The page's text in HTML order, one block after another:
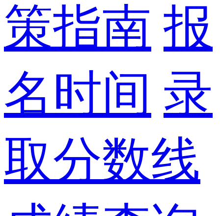
策指南 报
名时间 录
取分数线